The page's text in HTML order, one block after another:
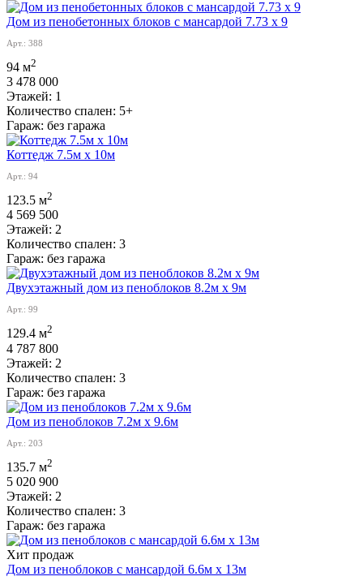
Дом из пенобетонных блоков с мансардой 7.73 х 9
Арт.: 388
94 м2
3 478 000
Этажей: 1
Количество спален: 5+
Гараж: без гаража
Коттедж 7.5м х 10м
Арт.: 94
123.5 м2
4 569 500
Этажей: 2
Количество спален: 3
Гараж: без гаража
Двухэтажный дом из пеноблоков 8.2м х 9м
Арт.: 99
129.4 м2
4 787 800
Этажей: 2
Количество спален: 3
Гараж: без гаража
Дом из пеноблоков 7.2м х 9.6м
Арт.: 203
135.7 м2
5 020 900
Этажей: 2
Количество спален: 3
Гараж: без гаража
Хит продаж
Дом из пеноблоков с мансардой 6.6м х 13м